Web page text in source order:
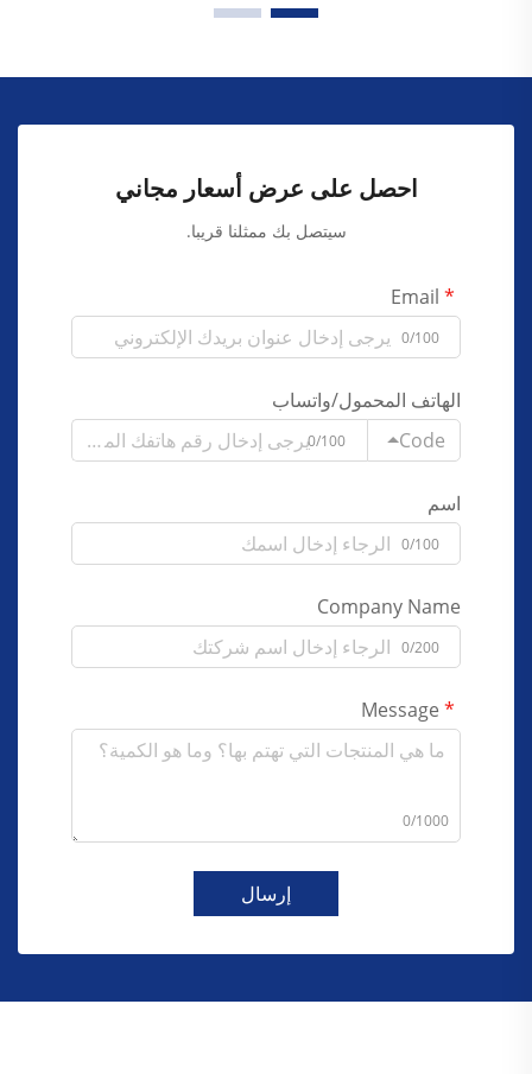
احصل على عرض أسعار مجاني
سيتصل بك ممثلنا قريبا.
0/100
الهاتف المحمول/واتساب
Code
0/100
اسم
0/100
Company Name
0/200
0/1000
إرسال